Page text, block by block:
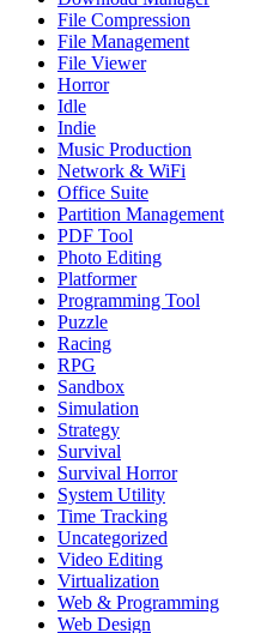
File Compression
File Management
File Viewer
Horror
Idle
Indie
Music Production
Network & WiFi
Office Suite
Partition Management
PDF Tool
Photo Editing
Platformer
Programming Tool
Puzzle
Racing
RPG
Sandbox
Simulation
Strategy
Survival
Survival Horror
System Utility
Time Tracking
Uncategorized
Video Editing
Virtualization
Web & Programming
Web Design